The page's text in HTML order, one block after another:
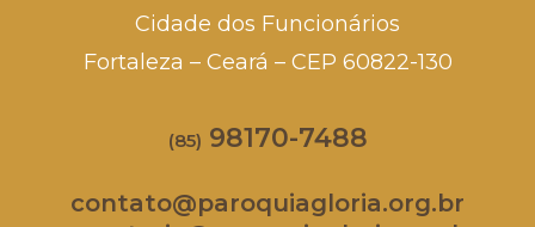
Cidade dos Funcionários
Fortaleza – Ceará – CEP 60822-130
(85) 98170-7488
contato@paroquiagloria.org.br